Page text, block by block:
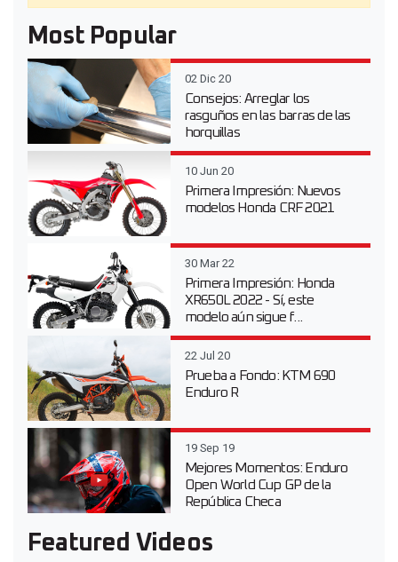
Most Popular
02 Dic 20
Consejos: Arreglar los
rasguños en las barras de las
horquillas
10 Jun 20
Primera Impresión: Nuevos
modelos Honda CRF 2021
30 Mar 22
Primera Impresión: Honda
XR650L 2022 - Sí, este
modelo aún sigue f...
22 Jul 20
Prueba a Fondo: KTM 690
Enduro R
19 Sep 19
Mejores Momentos: Enduro
Open World Cup GP de la
República Checa
Featured Videos